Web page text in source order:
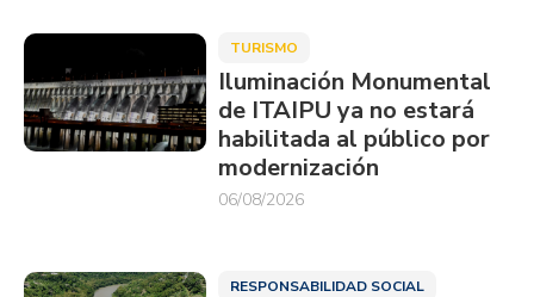
TURISMO
Iluminación Monumental
de ITAIPU ya no estará
habilitada al público por
modernización
06/08/2026
RESPONSABILIDAD SOCIAL